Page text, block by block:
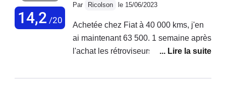
de leurs défauts de fabrication !
J'adore ma voiture mais au vu des
coûts de réparations faramineux, des
cesse... Je vais la revendre.
14,2 /20
Par Ricolson le 15/06/2023
Achetée chez Fiat à 40 000 kms, j'en
ai maintenant 63 500. 1 semaine après
l'achat les rétroviseurs électriques ne
en concession. Plus gênant, 2 mois